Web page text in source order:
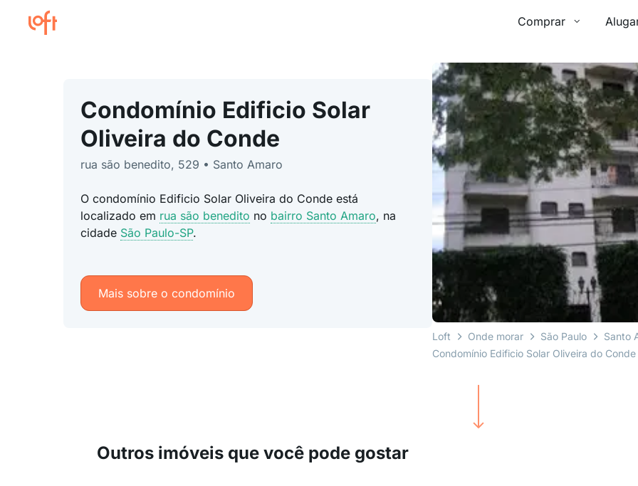
Comprar
Condomínio Edificio Solar
Oliveira do Conde
rua são benedito, 529 • Santo Amaro
O condomínio Edificio Solar Oliveira do Conde está
localizado em rua são benedito no bairro Santo Amaro, na
cidade São Paulo-SP.
Mais sobre o condomínio
Loft Onde morar São Paulo Santo
Condomínio Edificio Solar Oliveira do Conde
Outros imóveis que você pode gostar